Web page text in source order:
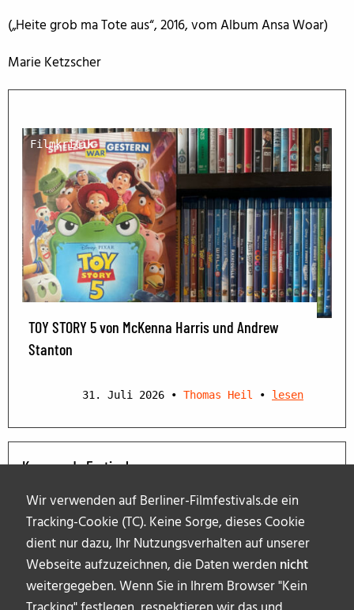
Wir verwenden auf Berliner-Filmfestivals.de ein
Tracking-Cookie (TC). Keine Sorge, dieses Cookie
dient nur dazu, Ihr Nutzungsverhalten auf unserer
Webseite aufzuzeichnen, die Daten werden nicht
weitergegeben. Wenn Sie in Ihrem Browser "Kein
(„Heite grob ma Tote aus“, 2016, vom Album Ansa Woar)
Marie Ketzscher
Filmkritik
TOY STORY 5 von McKenna Harris und Andrew
Stanton
31. Juli 2026 • Thomas Heil • lesen
Kommende Festivals